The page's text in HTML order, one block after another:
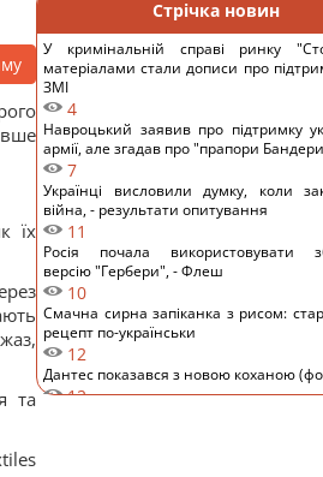
їх
та
Стрічка новин
У кримінальній справі ринку
матеріалами стали дописи про
ЗМІ
4
Навроцький заявив про підтримку
армії, але згадав про "прапори
7
Українці висловили думку, коли
війна, - результати опитування
11
Росія почала використовувати
версію "Гербери", - Флеш
10
Смачна сирна запіканка з рисом:
рецепт по-українськи
12
Дантес показався з новою коханою
12